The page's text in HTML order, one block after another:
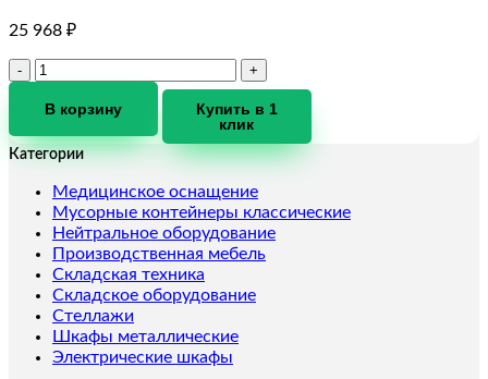
25 968 ₽
Количество
Зонт
приточно-
длина
1700
мм
В корзину
Купить в 1
клик
Категории
Медицинское оснащение
Мусорные контейнеры классические
Нейтральное оборудование
Производственная мебель
Складская техника
Складское оборудование
Стеллажи
Шкафы металлические
Электрические шкафы